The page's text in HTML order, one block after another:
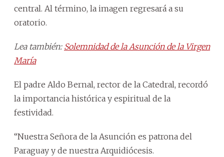
central. Al término, la imagen regresará a su
oratorio.
Lea también: Solemnidad de la Asunción de la Virgen
María
El padre Aldo Bernal, rector de la Catedral, recordó
la importancia histórica y espiritual de la
festividad.
“Nuestra Señora de la Asunción es patrona del
Paraguay y de nuestra Arquidiócesis.